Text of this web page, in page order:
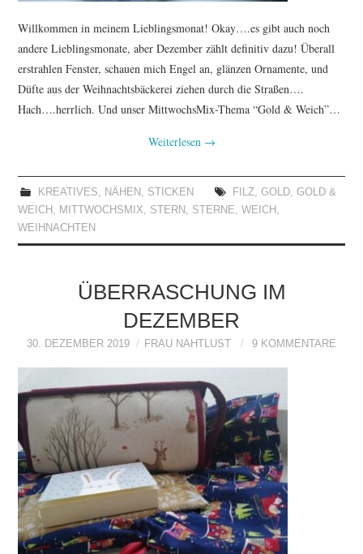
Willkommen in meinem Lieblingsmonat! Okay….es gibt auch noch
andere Lieblingsmonate, aber Dezember zählt definitiv dazu! Überall
erstrahlen Fenster, schauen mich Engel an, glänzen Ornamente, und
Düfte aus der Weihnachtsbäckerei ziehen durch die Straßen….
Hach….herrlich. Und unser MittwochsMix-Thema “Gold & Weich”…
Weiterlesen →
KREATIVES, NÄHEN , STICKEN FILZ, GOLD, GOLD &
WEICH , MITTWOCHSMIX, STERN , STERNE,WEICH ,
WEIHNACHTEN
ÜBERRASCHUNG IM
DEZEMBER
30. DEZEMBER 2019 FRAU NAHTLUST 9 KOMMENTARE